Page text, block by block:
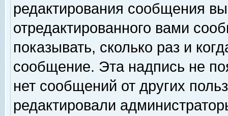
редактирования сообщения
отредактированного вами
показывать, сколько раз и
сообщение. Эта надпись не
нет сообщений от других
редактировали